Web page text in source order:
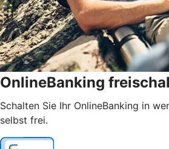
OnlineBanking
Schalten Sie Ihr OnlineBanking in
selbst frei.